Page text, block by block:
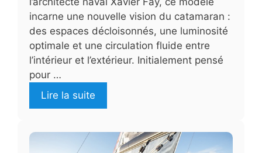
incarne une nouvelle vision du catamaran :
des espaces décloisonnés, une luminosité
optimale et une circulation fluide entre
l’intérieur et l’extérieur. Initialement pensé
pour …
Lire la suite